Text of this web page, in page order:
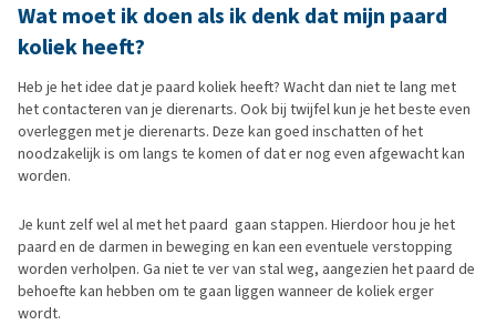
Wat moet ik doen als ik denk dat mijn paard
koliek heeft?
Heb je het idee dat je paard koliek heeft? Wacht dan niet te lang met
het contacteren van je dierenarts. Ook bij twijfel kun je het beste even
overleggen met je dierenarts. Deze kan goed inschatten of het
noodzakelijk is om langs te komen of dat er nog even afgewacht kan
worden.
Je kunt zelf wel al met het paard gaan stappen. Hierdoor hou je het
paard en de darmen in beweging en kan een eventuele verstopping
worden verholpen. Ga niet te ver van stal weg, aangezien het paard de
behoefte kan hebben om te gaan liggen wanneer de koliek erger
wordt.